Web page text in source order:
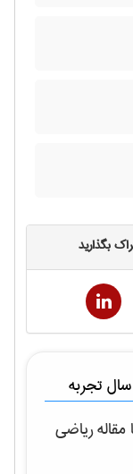
بگذارید
سال تجربه
رياضی